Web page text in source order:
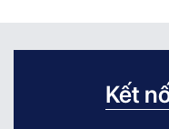
Kết